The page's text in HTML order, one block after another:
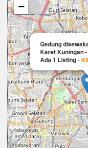
Gedung
Karet Kuningan
Ada 1 Listing-
−